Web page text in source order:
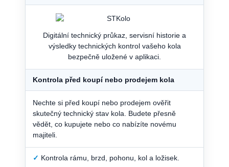
Digitální technický průkaz, servisní historie a
výsledky technických kontrol vašeho kola
bezpečně uložené v aplikaci.
Kontrola před koupí nebo prodejem kola
Nechte si před koupí nebo prodejem ověřit
skutečný technický stav kola. Budete přesně
vědět, co kupujete nebo co nabízíte novému
majiteli.
✓ Kontrola rámu, brzd, pohonu, kol a ložisek.